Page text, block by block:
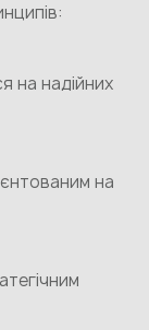
на надійних
на